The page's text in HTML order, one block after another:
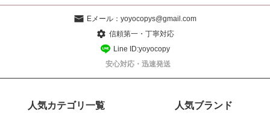
Eメール： yoyocopys@gmail.com
信頼第一・丁寧対応
Line ID:yoyocopy
安心対応・迅速発送
人気カテゴリ一覧 人気ブランド